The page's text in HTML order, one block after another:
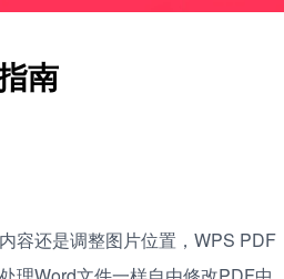
南
容还是调整图片位置，WPS PDF